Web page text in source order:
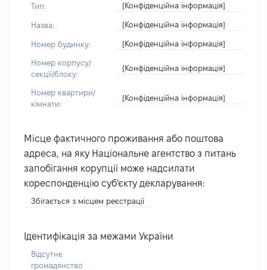
Тип: [Конфіденційна інформація]
Назва: [Конфіденційна інформація]
Номер будинку: [Конфіденційна інформація]
Номер корпусу/
секції/блоку:
[Конфіденційна інформація]
Номер квартири/
кімнати:
[Конфіденційна інформація]
Місце фактичного проживання або поштова
адреса, на яку Національне агентство з питань
запобігання корупції може надсилати
кореспонденцію суб'єкту декларування:
Збігається з місцем реєстрації
Ідентифікація за межами України
Відсутнє
громадянство